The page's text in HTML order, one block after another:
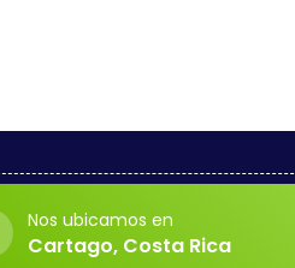
Nos ubicamos en
Cartago, Costa Rica